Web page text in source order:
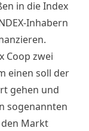
in die Index
Inhabern
Coop zwei
einen soll der
gehen und
sogenannten
Markt